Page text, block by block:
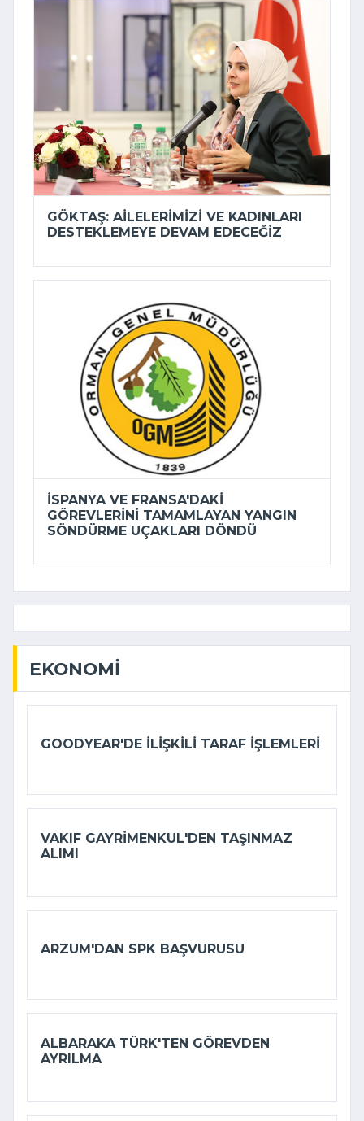
GÖKTAŞ: AILELERIMIZI VE KADINLARI
DESTEKLEMEYE DEVAM EDECEĞIZ
İSPANYA VE FRANSA'DAKI
GÖREVLERINI TAMAMLAYAN YANGIN
SÖNDÜRME UÇAKLARI DÖNDÜ
EKONOMI
GOODYEAR'DE ILIŞKILI TARAF IŞLEMLERI
VAKIF GAYRIMENKUL'DEN TAŞINMAZ
ALIMI
ARZUM'DAN SPK BAŞVURUSU
ALBARAKA TÜRK'TEN GÖREVDEN
AYRILMA